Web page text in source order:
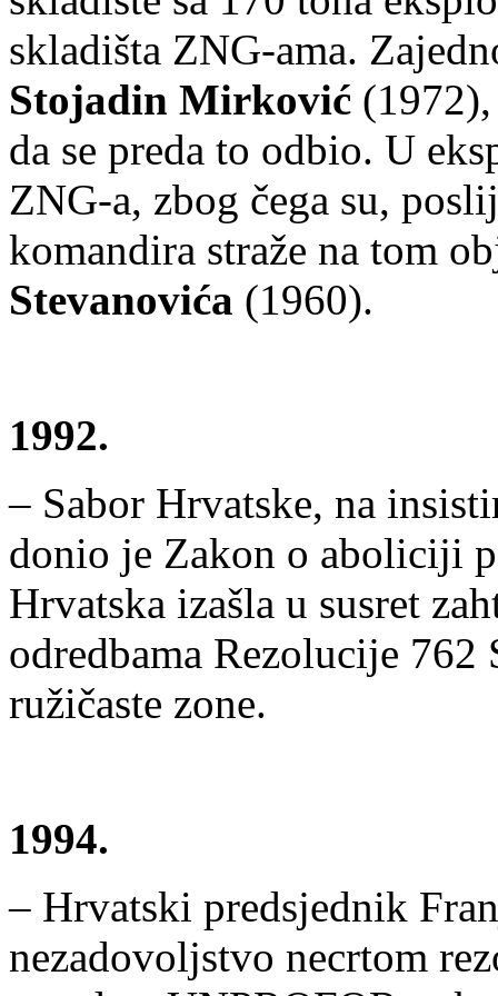
skladišta ZNG-ama.
Stojadin Mirković
da se preda to odbio. U
ZNG-a, zbog čega su,
komandira straže na tom
Stevanovića (1960).
1992.
– Sabor Hrvatske, na
donio je Zakon o aboliciji
Hrvatska izašla u susret
odredbama Rezolucije 762
ružičaste zone.
1994.
– Hrvatski predsjednik
nezadovoljstvo necrtom